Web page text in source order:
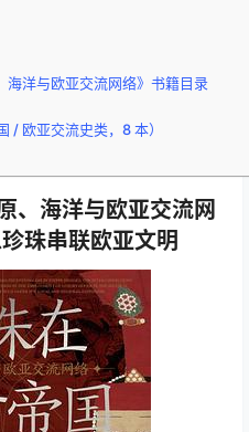
海洋与欧亚交流网络》书籍目录
/ 欧亚交流史类，8 本）
、海洋与欧亚交流网
珠串联欧亚文明